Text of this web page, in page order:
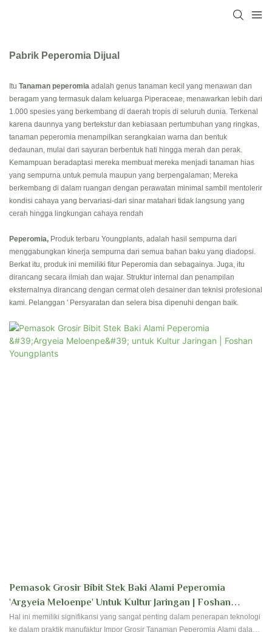
Pabrik Peperomia Dijual
Itu Tanaman peperomia adalah genus tanaman kecil yang menawan dan
beragam yang termasuk dalam keluarga Piperaceae, menawarkan lebih dari
1.000 spesies yang berkembang di daerah tropis di seluruh dunia. Terkenal
karena daunnya yang bertekstur dan kebiasaan pertumbuhan yang ringkas,
tanaman peperomia menampilkan serangkaian warna dan bentuk
dedaunan, mulai dari sayuran berbentuk hati hingga merah dan perak.
Kemampuan beradaptasi mereka membuat mereka menjadi tanaman hias
yang sempurna untuk pemula maupun yang berpengalaman; Mereka
berkembang di dalam ruangan dengan perawatan minimal sambil mentolerir
kondisi cahaya yang bervariasi-dari sinar matahari tidak langsung yang
cerah hingga lingkungan cahaya rendah
Peperomia, Produk terbaru Youngplants, adalah hasil sempurna dari
menggabungkan kinerja sempurna dari semua bahan baku yang diadopsi.
Berkat itu, produk ini memiliki fitur Peperomia dan sebagainya. Juga, itu
dirancang secara ilmiah dan wajar. Struktur internal dan penampilan
eksternalnya dirancang dengan cermat oleh desainer dan teknisi profesional
kami. Pelanggan ' Persyaratan dan selera bisa dipenuhi dengan baik.
Pemasok Grosir Bibit Stek Baki Alami Peperomia
'Argyeia Meloenpe' Untuk Kultur Jaringan | Foshan
Youngplants
Hal ini memiliki signifikansi yang sangat penting dalam penerapan teknologi
ke dalam praktik manufaktur Impor Grosir Tanaman Peperomia Alami dalam